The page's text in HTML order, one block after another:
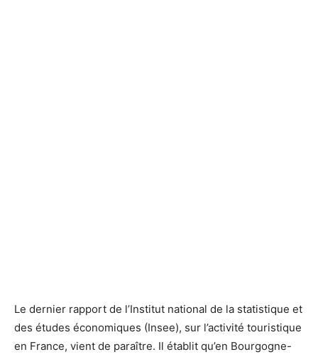
Le dernier rapport de l’Institut national de la statistique et
des études économiques (Insee), sur l’activité touristique
en France, vient de paraître. Il établit qu’en Bourgogne-